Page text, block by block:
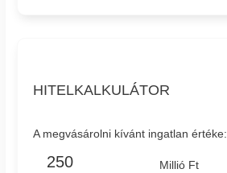
HITELKALKULÁTOR
A megvásárolni kívánt ingatlan értéke:
Millió Ft